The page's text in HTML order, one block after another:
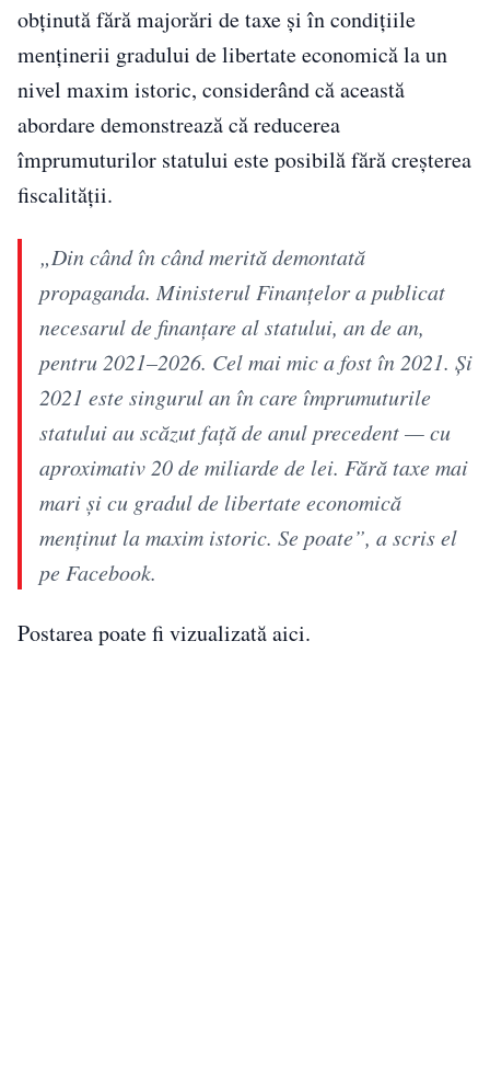
obținută fără majorări de taxe și în condițiile
menținerii gradului de libertate economică la un
nivel maxim istoric, considerând că această
abordare demonstrează că reducerea
împrumuturilor statului este posibilă fără creșterea
fiscalității.
„Din când în când merită demontată
propaganda. Ministerul Finanțelor a publicat
necesarul de finanțare al statului, an de an,
pentru 2021–2026. Cel mai mic a fost în 2021. Și
2021 este singurul an în care împrumuturile
statului au scăzut față de anul precedent — cu
aproximativ 20 de miliarde de lei. Fără taxe mai
mari și cu gradul de libertate economică
menținut la maxim istoric. Se poate”, a scris el
pe Facebook.
Postarea poate fi vizualizată aici.